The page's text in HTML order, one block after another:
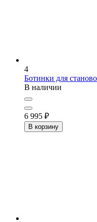
4
Ботинки для
В наличии
6 995 ₽
В корзину